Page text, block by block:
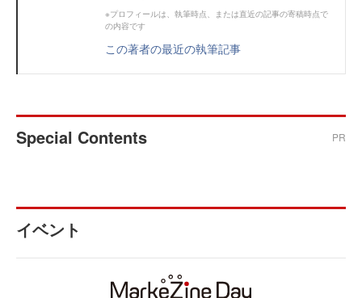
※プロフィールは、執筆時点、または直近の記事の寄稿時点で
の内容です
この著者の最近の執筆記事
Special Contents PR
イベント